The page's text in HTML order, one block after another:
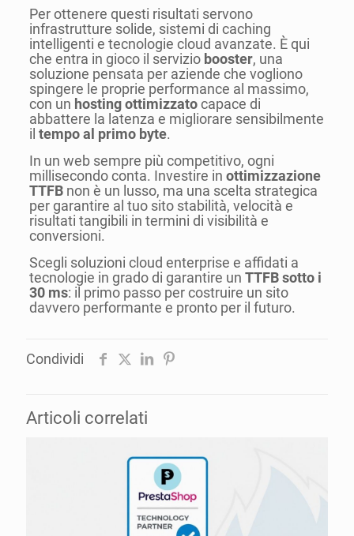
Per ottenere questi risultati servono
infrastrutture solide, sistemi di caching
intelligenti e tecnologie cloud avanzate. È qui
che entra in gioco il servizio booster, una
soluzione pensata per aziende che vogliono
spingere le proprie performance al massimo,
con un hosting ottimizzatocapace di
abbattere la latenza e migliorare sensibilmente
il tempo al primo byte.
In un web sempre più competitivo, ogni
millisecondo conta. Investire in ottimizzazione
TTFBnon è un lusso, ma una scelta strategica
per garantire al tuo sito stabilità, velocità e
risultati tangibili in termini di visibilità e
conversioni.
Scegli soluzioni cloud enterprise e affidati a
tecnologie in grado di garantire un TTFB sotto i
30 ms: il primo passo per costruire un sito
davvero performante e pronto per il futuro.
Condividi
Articoli correlati